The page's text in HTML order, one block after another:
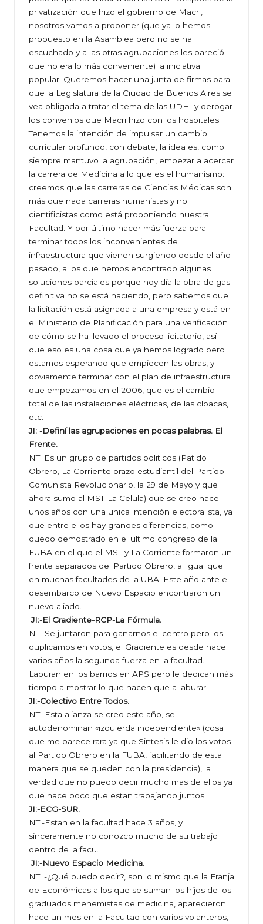
privatización que hizo el gobierno de Macri,
nosotros vamos a proponer (que ya lo hemos
propuesto en la Asamblea pero no se ha
escuchado y a las otras agrupaciones les pareció
que no era lo más conveniente) la iniciativa
popular. Queremos hacer una junta de firmas para
que la Legislatura de la Ciudad de Buenos Aires se
vea obligada a tratar el tema de las UDH y derogar
los convenios que Macri hizo con los hospitales.
Tenemos la intención de impulsar un cambio
curricular profundo, con debate, la idea es, como
siempre mantuvo la agrupación, empezar a acercar
la carrera de Medicina a lo que es el humanismo:
creemos que las carreras de Ciencias Médicas son
más que nada carreras humanistas y no
cientificistas como está proponiendo nuestra
Facultad. Y por último hacer más fuerza para
terminar todos los inconvenientes de
infraestructura que vienen surgiendo desde el año
pasado, a los que hemos encontrado algunas
soluciones parciales porque hoy día la obra de gas
definitiva no se está haciendo, pero sabemos que
la licitación está asignada a una empresa y está en
el Ministerio de Planificación para una verificación
de cómo se ha llevado el proceso licitatorio, así
que eso es una cosa que ya hemos logrado pero
estamos esperando que empiecen las obras, y
obviamente terminar con el plan de infraestructura
que empezamos en el 2006, que es el cambio
total de las instalaciones eléctricas, de las cloacas,
etc.
JI: -Definí las agrupaciones en pocas palabras. El
Frente.
NT: Es un grupo de partidos politicos (Patido
Obrero, La Corriente brazo estudiantil del Partido
Comunista Revolucionario, la 29 de Mayo y que
ahora sumo al MST-La Celula) que se creo hace
unos años con una unica intención electoralista, ya
que entre ellos hay grandes diferencias, como
quedo demostrado en el ultimo congreso de la
FUBA en el que el MST y La Corriente formaron un
frente separados del Partido Obrero, al igual que
en muchas facultades de la UBA. Este año ante el
desembarco de Nuevo Espacio encontraron un
nuevo aliado.
JI:-El Gradiente-RCP-La Fórmula.
NT:-Se juntaron para ganarnos el centro pero los
duplicamos en votos, el Gradiente es desde hace
varios años la segunda fuerza en la facultad.
Laburan en los barrios en APS pero le dedican más
tiempo a mostrar lo que hacen que a laburar.
JI:-Colectivo Entre Todos.
NT:-Esta alianza se creo este año, se
autodenominan «izquierda independiente» (cosa
que me parece rara ya que Sintesis le dio los votos
al Partido Obrero en la FUBA, facilitando de esta
manera que se queden con la presidencia), la
verdad que no puedo decir mucho mas de ellos ya
que hace poco que estan trabajando juntos.
JI:-ECG-SUR.
NT:-Estan en la facultad hace 3 años, y
sinceramente no conozco mucho de su trabajo
dentro de la facu.
JI:-Nuevo Espacio Medicina.
NT: -¿Qué puedo decir?, son lo mismo que la Franja
de Económicas a los que se suman los hijos de los
graduados menemistas de medicina, aparecieron
hace un mes en la Facultad con varios volanteros,